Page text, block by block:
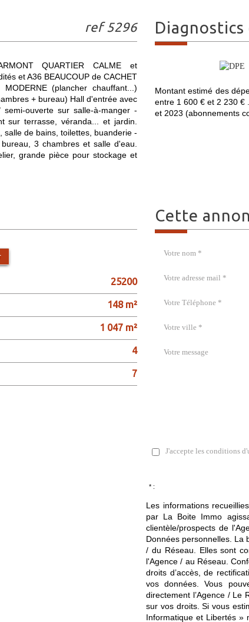
ref 5296
QUARTIER CALME et
et A36 BEAUCOUP de CACHET
(plancher chauffant...)
+ bureau) Hall d'entrée avec
ouverte sur salle-à-manger -
sur terrasse, véranda... et jardin.
de bains, toilettes, buanderie -
3 chambres et salle d'eau.
grande pièce pour stockage et
diagnostics
Montant estimé des
entre 1 600 € et 2 230 €
et 2023 (abonnements
25200
148 m²
1 047 m²
4
7
cette
Votre nom *
Votre adresse mail *
Votre Téléphone *
Votre ville *
Votre message
J'accepte les conditions
* :
Les informations
par La Boite Immo
clientèle/prospects de
Données personnelles. La
/ du Réseau. Elles sont
l'Agence / au Réseau.
droits d’accès, de
vos données. Vous
directement l’Agence / Le
sur vos droits. Si vous
Informatique et Libertés »